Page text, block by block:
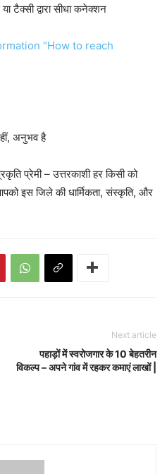
टैक्सी द्वारा सीधा कनेक्शन
“How to reach
अनुभव है
प्रेमी – उत्तरकाशी हर किसी को
इस जिले की धार्मिकता, संस्कृति, और
Next article
पहाड़ों में स्वरोजगार के 10 बेहतरीन
विकल्प – अपने गांव में रहकर कमाएं लाखों |